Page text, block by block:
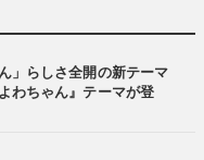
」らしさ全開の新テーマ
わちゃん』テーマが登